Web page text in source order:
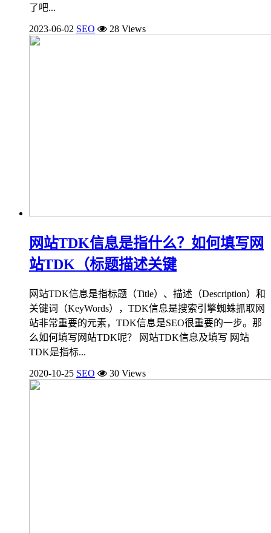
了吧...
2023-06-02 SEO 28 Views
网站TDK信息是指什么？如何填写网
站TDK（标题描述关键
网站TDK信息是指标题（Title）、描述（Description）和
关键词（KeyWords），TDK信息是搜索引擎蜘蛛抓取网
站非常重要的元素，TDK信息是SEO很重要的一步。那
么如何填写网站TDK呢？ 网站TDK信息及填写 网站
TDK是指标...
2020-10-25 SEO 30 Views